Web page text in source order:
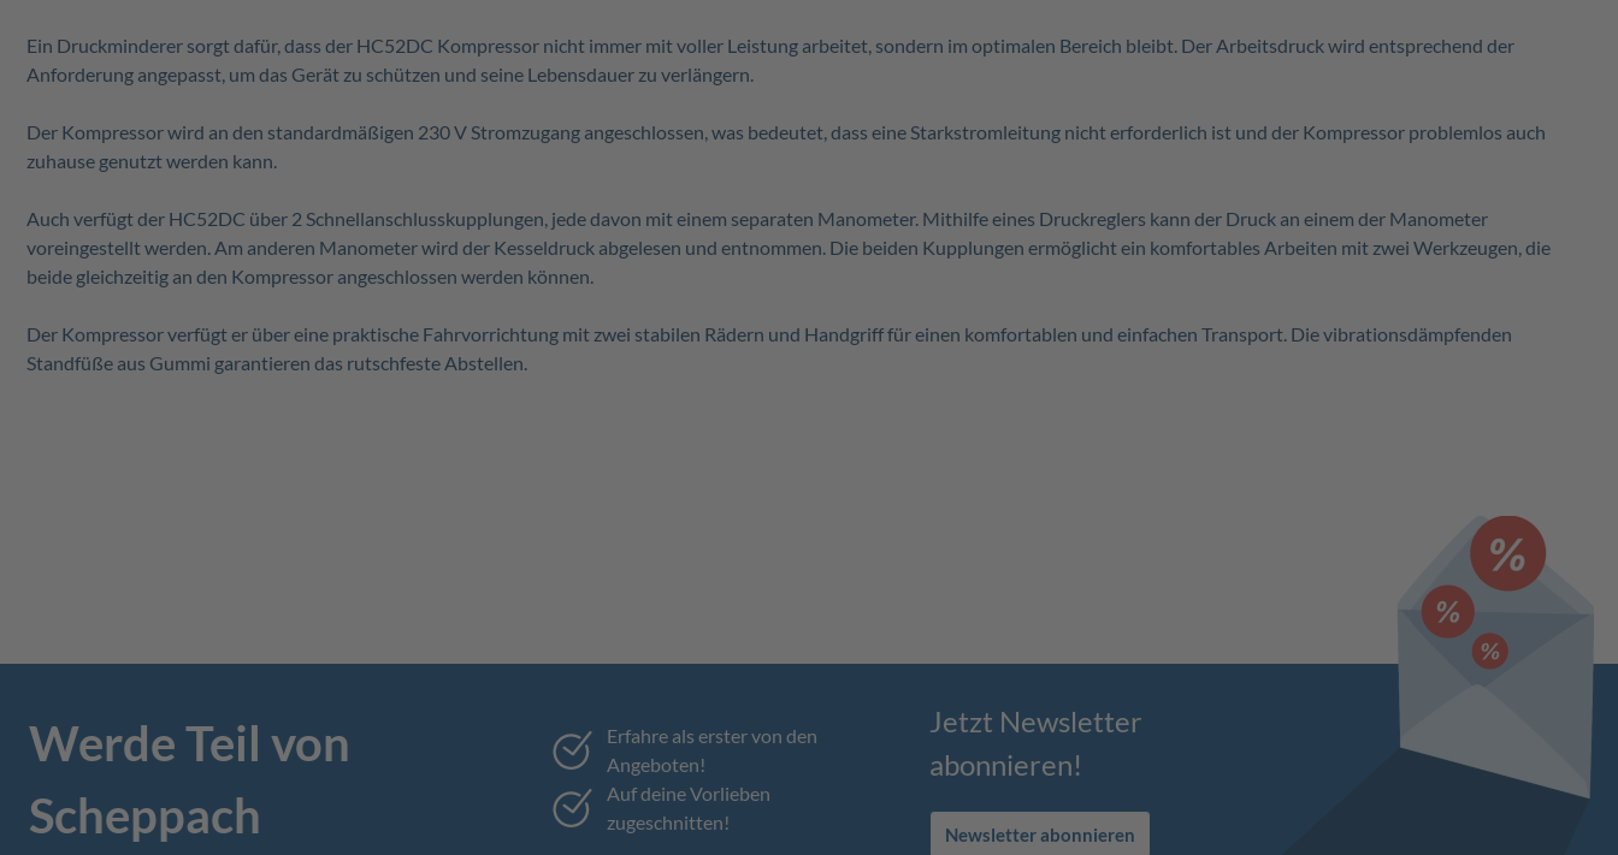
Ein Druckminderer sorgt dafür, dass der HC52DC Kompressor nicht immer mit voller Leistung arbeitet, sondern im optimalen Bereich bleibt. Der Arbeitsdruck wird entsprechend der
Anforderung angepasst, um das Gerät zu schützen und seine Lebensdauer zu verlängern.
Der Kompressor wird an den standardmäßigen 230 V Stromzugang angeschlossen, was bedeutet, dass eine Starkstromleitung nicht erforderlich ist und der Kompressor problemlos auch
zuhause genutzt werden kann.
Auch verfügt der HC52DC über 2 Schnellanschlusskupplungen, jede davon mit einem separaten Manometer. Mithilfe eines Druckreglers kann der Druck an einem der Manometer
voreingestellt werden. Am anderen Manometer wird der Kesseldruck abgelesen und entnommen. Die beiden Kupplungen ermöglicht ein komfortables Arbeiten mit zwei Werkzeugen, die
beide gleichzeitig an den Kompressor angeschlossen werden können.
Der Kompressor verfügt er über eine praktische Fahrvorrichtung mit zwei stabilen Rädern und Handgriff für einen komfortablen und einfachen Transport. Die vibrationsdämpfenden
Standfüße aus Gummi garantieren das rutschfeste Abstellen.
Werde Teil von
Scheppach
Erfahre als erster von den
Angeboten!
Auf deine Vorlieben
zugeschnitten!
Jetzt Newsletter
abonnieren!
Newsletter abonnieren